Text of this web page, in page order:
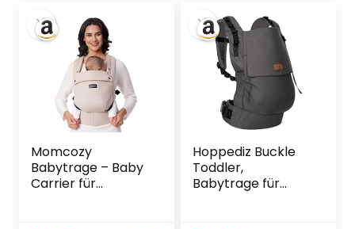
Momcozy
Babytrage – Baby
Carrier für
Hoppediz Buckle
Toddler,
Babytrage für